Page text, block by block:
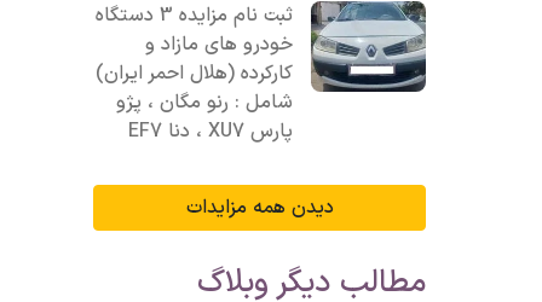
ثبت نام مزایده 3 دستگاه
خودرو های مازاد و
کارکرده (هلال احمر ایران)
شامل : رنو مگان ، پژو
پارس XU7 ، دنا EF7
دیدن همه مزایدات
مطالب دیگر وبلاگ